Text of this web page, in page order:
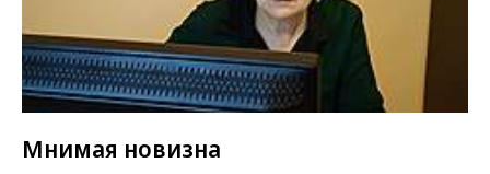
Мнимая новизна